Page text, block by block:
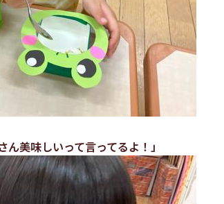
ん美味しいって言ってるよ！」